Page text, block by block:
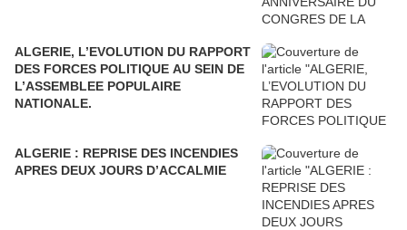
ALGERIE, L’EVOLUTION DU RAPPORT
DES FORCES POLITIQUE AU SEIN DE
L’ASSEMBLEE POPULAIRE
NATIONALE.
ALGERIE : REPRISE DES INCENDIES
APRES DEUX JOURS D’ACCALMIE